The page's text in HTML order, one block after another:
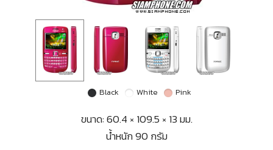
Black White Pink
ขนาด: 60.4 × 109.5 × 13 มม.
น้ำหนัก 90 กรัม